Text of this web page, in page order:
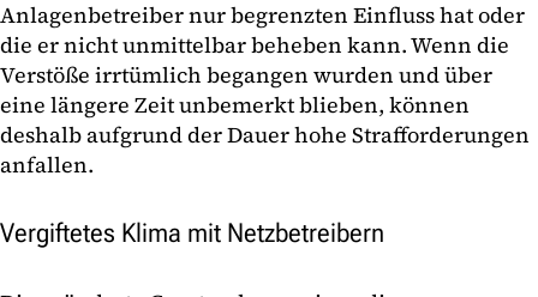
Anlagenbetreiber nur begrenzten Einfluss hat oder
die er nicht unmittelbar beheben kann. Wenn die
Verstöße irrtümlich begangen wurden und über
eine längere Zeit unbemerkt blieben, können
deshalb aufgrund der Dauer hohe Strafforderungen
anfallen.
Vergiftetes Klima mit Netzbetreibern